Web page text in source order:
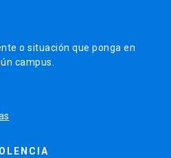
o situación que ponga en
campus.